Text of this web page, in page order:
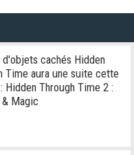
d'objets cachés Hidden
Time aura une suite cette
Hidden Through Time 2 :
Magic